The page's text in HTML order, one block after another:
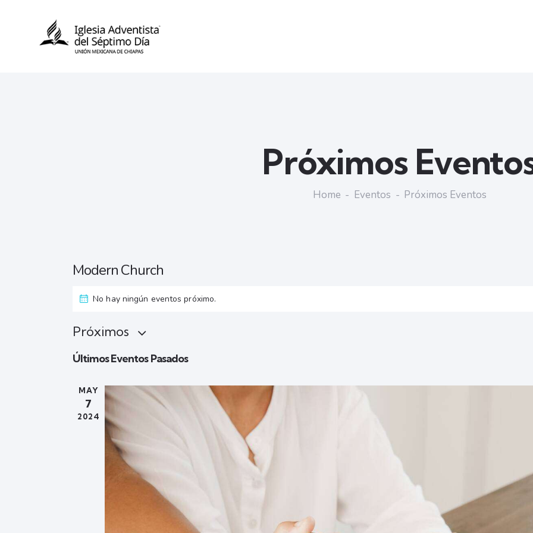
Próximos
Home Eventos Próximos Eventos
Modern Church
No hay ningún eventos próximo.
Próximos
S
e
Últimos Eventos Pasados
MAY
7
2024